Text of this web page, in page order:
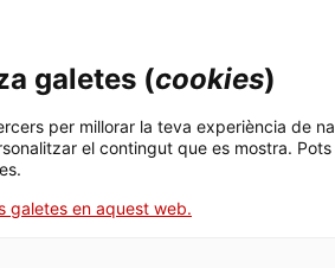
2026
amb el suport d’ACCIÓ i
galetes (cookies)
per millorar la teva experiència de
el contingut que es mostra.
galetes en aquest web.